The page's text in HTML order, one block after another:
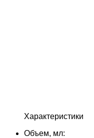
Характеристики
Объем, мл: